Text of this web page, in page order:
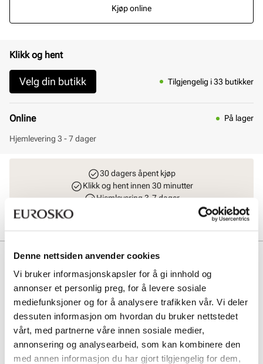
Denne nettsiden anvender cookies
Vi bruker informasjonskapsler for å gi innhold og
annonser et personlig preg, for å levere sosiale
mediefunksjoner og for å analysere trafikken vår. Vi deler
dessuten informasjon om hvordan du bruker nettstedet
vårt, med partnerne våre innen sosiale medier,
annonsering og analysearbeid, som kan kombinere den
med annen informasjon du har gjort tilgjengelig for dem,
Kjøp online
Klikk og hent
Velg din butikk Tilgjengelig i 33 butikker
Online På lager
Hjemlevering 3 - 7 dager
30 dagers åpent kjøp
Klikk og hent innen 30 minutter
Hjemlevering 3-7 dager
Beskrivelse
Lekker støvlett på hæl fra Stockholm Design Group. Laget i premium
materialer på en komfortabel lest med fleksibel gummisåle og en
stødig hæl som måler 8.5 cm og skaftvidde på 32cm. Målene er målt
i skostørrelse 37. Med sin elegante avspissing i front er dette en
tidløs klassiker som aldri går av moten. Skinn innersåle og glidelås
på innsiden for enkelt inn- og utsteg, denne sitter utrolig pent på
foten.